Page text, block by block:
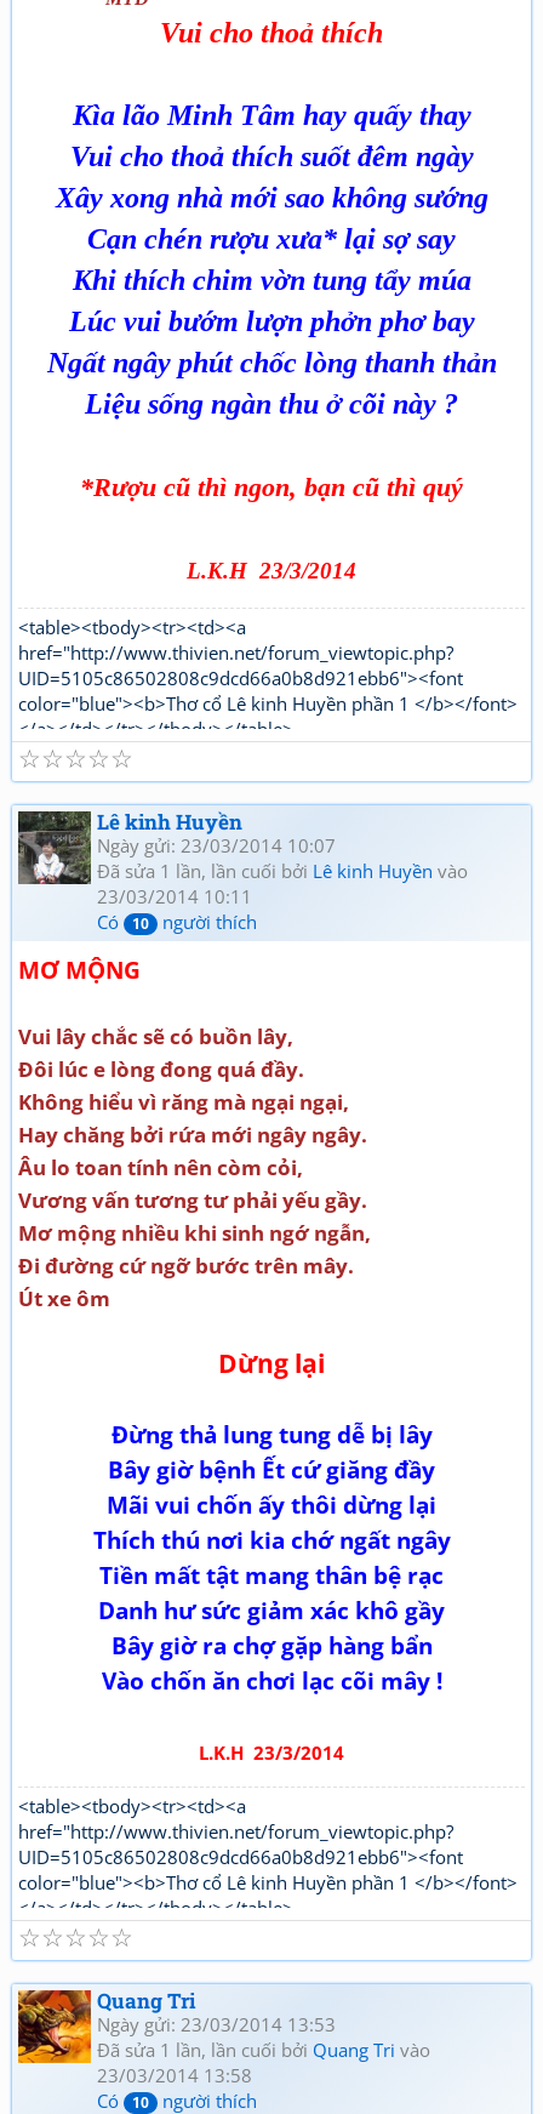
Vui cho thoả thích
Kìa lão Minh Tâm hay quấy thay
Vui cho thoả thích suốt đêm ngày
Xây xong nhà mới sao không s­ướng
Cạn chén r­ượu x­ưa* lại sợ say
Khi thích chim vờn tung tẩy múa
Lúc vui b­ướm l­ượn phởn phơ bay
Ngất ngây phút chốc lòng thanh thản
Liệu sống ngàn thu ở cõi này ?
*R­ượu cũ thì ngon, bạn cũ thì quý
L.K.H 23/3/2014
<table><tbody><tr><td><a
href="http://www.thivien.net/forum_viewtopic.php?
UID=5105c86502808c9dcd66a0b8d921ebb6"><font
color="blue"><b>Thơ cổ Lê kinh Huyền phần 1 </b></font>
</a></td></tr></tbody></table>
"http://www.thivien.net/forum_viewtopic.php?
UID=bkDYrcuJOSk9GouaL4BqFQ"><font color="red">
<b>Thơ mới Lê kinh Huyền phần 1</b></font></a></td>
</tr></tbody></table>[/html]
☆
☆
☆
☆
☆
Lê kinh Huyền
Ngày gửi: 23/03/2014 10:07
Đã sửa 1 lần, lần cuối bởi Lê kinh Huyền vào
23/03/2014 10:11
Có
10 người thích
MƠ MỘNG
Vui lây chắc sẽ có buồn lây,
Đôi lúc e lòng đong quá đầy.
Không hiểu vì răng mà ngại ngại,
Hay chăng bởi rứa mới ngây ngây.
Âu lo toan tính nên còm cỏi,
Vương vấn tương tư phải yếu gầy.
Mơ mộng nhiều khi sinh ngớ ngẫn,
Đi đường cứ ngỡ bước trên mây.
Út xe ôm
Dừng lại
Đừng thả lung tung dễ bị lây
Bây giờ bệnh Ết cứ giăng đầy
Mãi vui chốn ấy thôi dừng lại
Thích thú nơi kia chớ ngất ngây
Tiền mất tật mang thân bệ rạc
Danh hư­ sức giảm xác khô gầy
Bây giờ ra chợ gặp hàng bẩn
Vào chốn ăn chơi lạc cõi mây !
L.K.H 23/3/2014
<table><tbody><tr><td><a
href="http://www.thivien.net/forum_viewtopic.php?
UID=5105c86502808c9dcd66a0b8d921ebb6"><font
color="blue"><b>Thơ cổ Lê kinh Huyền phần 1 </b></font>
</a></td></tr></tbody></table>
"http://www.thivien.net/forum_viewtopic.php?
UID=bkDYrcuJOSk9GouaL4BqFQ"><font color="red">
<b>Thơ mới Lê kinh Huyền phần 1</b></font></a></td>
</tr></tbody></table>[/html]
☆
☆
☆
☆
☆
Quang Tri
Ngày gửi: 23/03/2014 13:53
Đã sửa 1 lần, lần cuối bởi Quang Tri vào
23/03/2014 13:58
Có
10 người thích